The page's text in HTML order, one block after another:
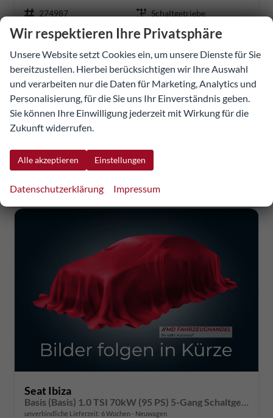
274987
Schaltgetriebe
Benzin
Weiß, Candy" Weiss (B4)"
70 kW (95 PS)
23.088,95 €
UVP:25.507,55 €
incl. 20% MwSt.
inkl. NoVA
Details
Verbrauch kombiniert:5,40 l/100km
CO2-Klasse:
CO -Emissionen:124,00 g/km
Seat Ibiza
Basis (Basis) 1.0 TSI 70kW (95 PS) 5-Gang Schaltgetriebe
unverbindliche Lieferzeit: 6 Wochen Neuwagen
Wir respektieren Ihre Privatsphäre
Unsere Website setzt Cookies ein, um unsere Dienste für Sie
bereitzustellen. Hierbei berücksichtigen wir Ihre Auswahl
und verarbeiten nur die Daten für Marketing, Analytics und
Personalisierung, für die Sie uns Ihr Einverständnis geben.
Sie können Ihre Einwilligung jederzeit mit Wirkung für die
Zukunft widerrufen.
Alle akzeptieren Einstellungen
Datenschutzerklärung Impressum